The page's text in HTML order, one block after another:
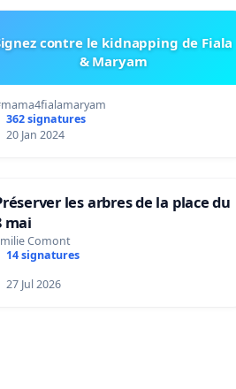
contre le kidnapping de Fiala
& Maryam
362 signatures
20 Jan 2024
les arbres de la place du
mai
Comont
14 signatures
27 Jul 2026